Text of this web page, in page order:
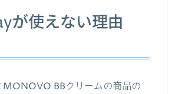
が使えない理由
MONOVO BBクリームの商品の